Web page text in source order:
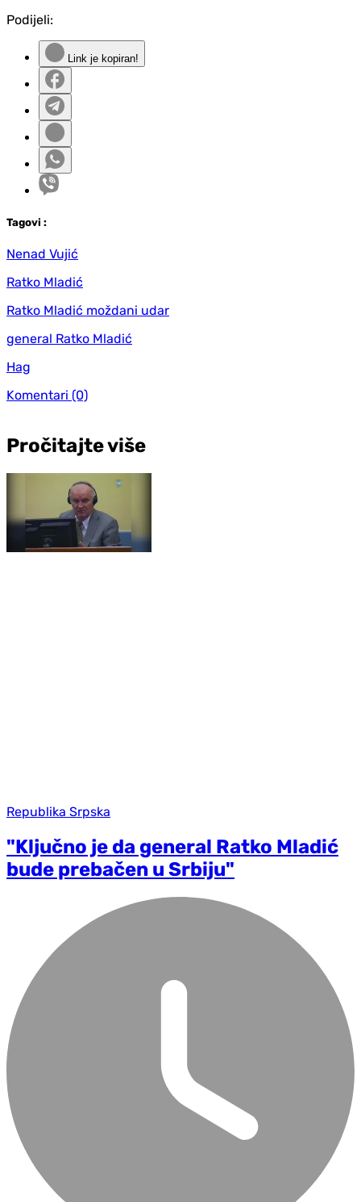
Podijeli:
Link je kopiran!
Tagovi :
Nenad Vujić
Ratko Mladić
Ratko Mladić moždani udar
general Ratko Mladić
Hag
Komentari (0)
Pročitajte više
Republika Srpska
"Ključno je da general Ratko Mladić
bude prebačen u Srbiju"